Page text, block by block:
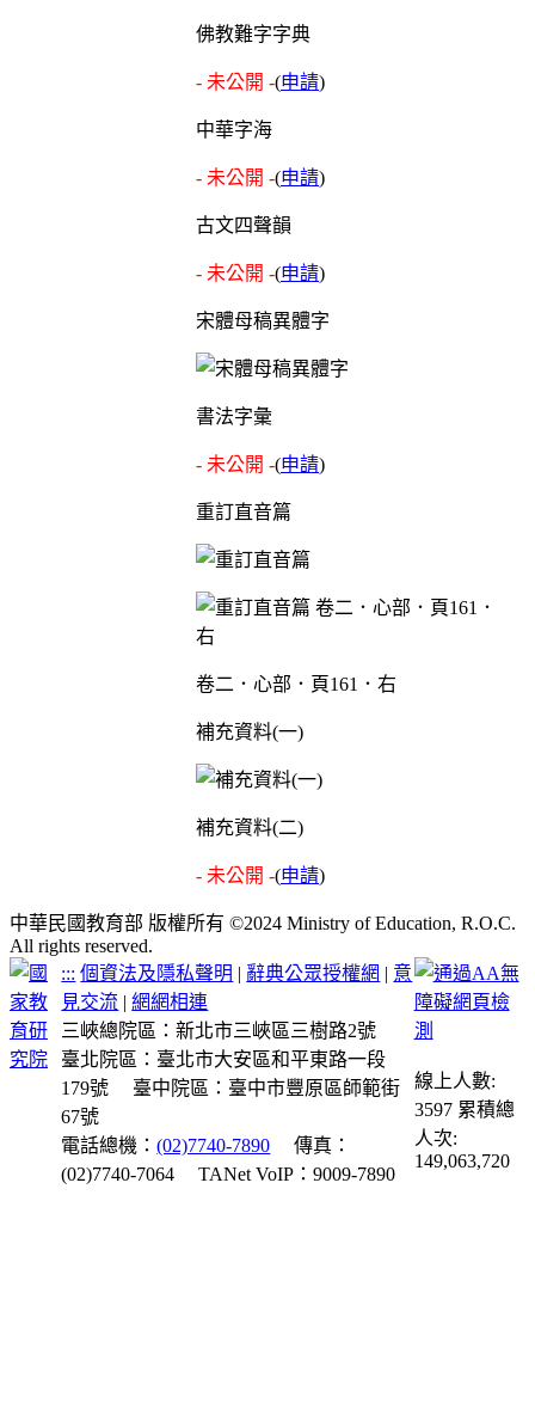
佛教難字字典
- 未公開 -(申請)
中華字海
- 未公開 -(申請)
古文四聲韻
- 未公開 -(申請)
宋體母稿異體字
書法字彙
- 未公開 -(申請)
重訂直音篇
卷二．心部．頁161．右
補充資料(一)
補充資料(二)
- 未公開 -(申請)
中華民國教育部 版權所有 ©2024 Ministry of Education, R.O.C.
All rights reserved.
::: 個資法及隱私聲明 | 辭典公眾授權網 | 意
見交流 |網網相連
三峽總院區：新北市三峽區三樹路2號
臺北院區：臺北市大安區和平東路一段
179號
臺中院區：臺中市豐原區師範街
67號
電話總機：(02)7740-7890
傳真：
(02)7740-7064
TANet VoIP：9009-7890
線上人數:
3597 累積總
人次:
149,063,720